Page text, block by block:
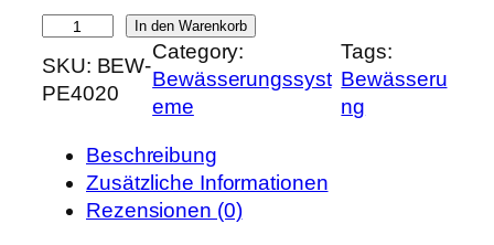
l
i
c
h
r
P
r
r
P
r
e
s
i
s
E
R
In den Warenkorb
SKU: BEW-
PE4020
Category:
Bewässerungssyst
eme
Tags:
Bewässeru
ng
Beschreibung
Zusätzliche Informationen
Rezensionen (0)